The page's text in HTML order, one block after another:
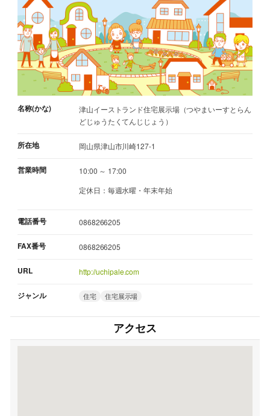
名称(かな)
津山イーストランド住宅展示場（つやまいーすとらん
どじゅうたくてんじじょう）
所在地 岡山県津山市川崎127-1
営業時間
10:00 ～ 17:00
定休日：毎週水曜・年末年始
電話番号 0868266205
FAX番号 0868266205
URL http://uchipale.com
ジャンル 住宅 住宅展示場
アクセス